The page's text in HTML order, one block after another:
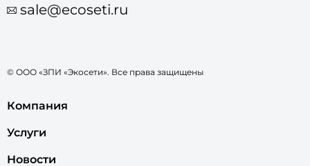
sale@ecoseti.ru
© ООО «ЗПИ «Экосети». Все права защищены
Компания
Услуги
Новости